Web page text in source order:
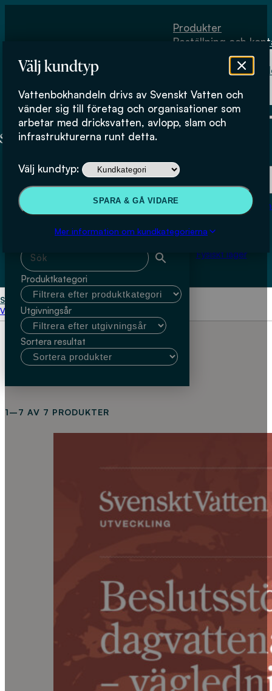
Välj kundtyp
Vattenbokhandeln drivs av Svenskt Vatten och
vänder sig till företag och organisationer som
arbetar med dricksvatten, avlopp, slam och
infrastrukturerna runt detta.
Välj kundtyp:
SPARA & GÅ VIDARE
Mer information om kundkategorierna
Produkter
Beställning och
Fysiskt lager
Beställning och kontakt
Om
Köpvillkor
Fysiskt lager
Start Johan Åström
Välj kundtyp
Johan Åström
Sök & filtrera
Sök med fritext
Produktkategori
Utgivningsår
Sortera resultat
1–7 AV 7 PRODUKTER